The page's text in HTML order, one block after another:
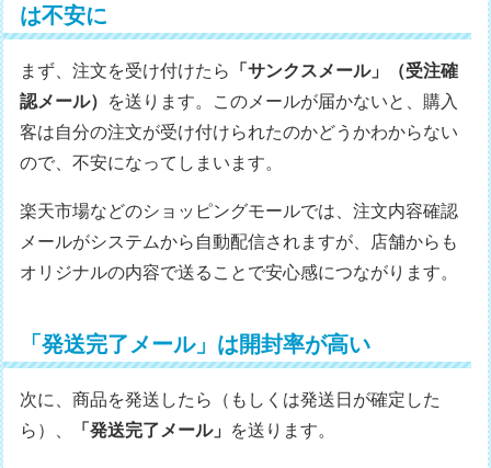
は不安に
まず、注文を受け付けたら
「サンクスメール」（受注確
認メール） を送ります。このメールが届かないと、購入
客は自分の注文が受け付けられたのかどうかわからない
ので、不安になってしまいます。
楽天市場などのショッピングモールでは、注文内容確認
メールがシステムから自動配信されますが、店舗からも
オリジナルの内容で送ることで安心感につながります。
「発送完了メール」は開封率が高い
次に、商品を発送したら（もしくは発送日が確定した
ら）、
「発送完了メール」 を送ります。